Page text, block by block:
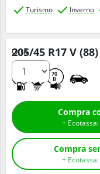
Turismo Inverno
205/45 R17 V (88)
70
B
Q.tà